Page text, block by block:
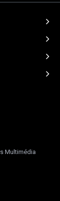
Multimédia